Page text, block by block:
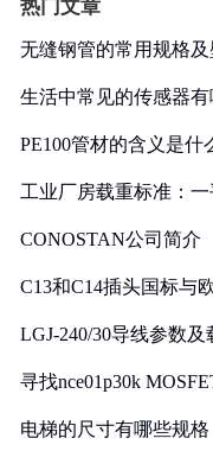
热门文章
无缝钢管的常用规格
生活中常见的传感器
PE100管材的含义是什
工业厂房载重标准：
CONOSTAN公司简介
C13和C14插头国标与
LGJ-240/30导线参数
寻找nce01p30k
电梯的尺寸有哪些规格